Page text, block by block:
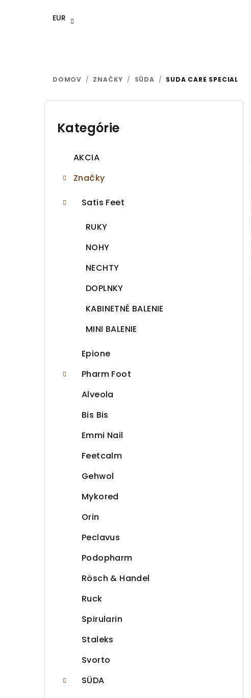
EUR
DOMOV / ZNAČKY / SÜDA / SUDA CARE SPECIAL
B
Preskočiť
kategórie
Kategórie
AKCIA
Značky
Satis Feet
RUKY
NOHY
NECHTY
DOPLNKY
KABINETNÉ BALENIE
MINI BALENIE
Epione
Pharm Foot
Alveola
Bis Bis
Emmi Nail
Feetcalm
Gehwol
Mykored
Orin
Peclavus
Podopharm
Rösch & Handel
Ruck
Spirularin
Staleks
Svorto
SÜDA